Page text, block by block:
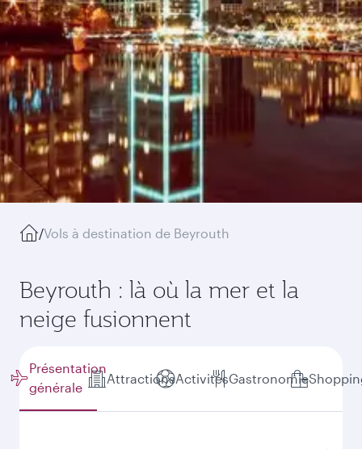
/Vols à destination de Beyrouth
Beyrouth : là où la mer et la
neige fusionnent
Présentation
générale
AttractionsActivitésGastronomie